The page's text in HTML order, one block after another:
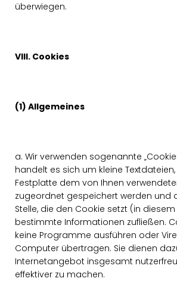
überwiegen.
VIII. Cookies
(1) Allgemeines
a. Wir verwenden sogenannte
handelt es sich um kleine
Festplatte dem von Ihnen
zugeordnet gespeichert werden und
Stelle, die den Cookie setzt (in
bestimmte Informationen zufließen.
keine Programme ausführen oder
Computer übertragen. Sie dienen
Internetangebot insgesamt
effektiver zu machen.